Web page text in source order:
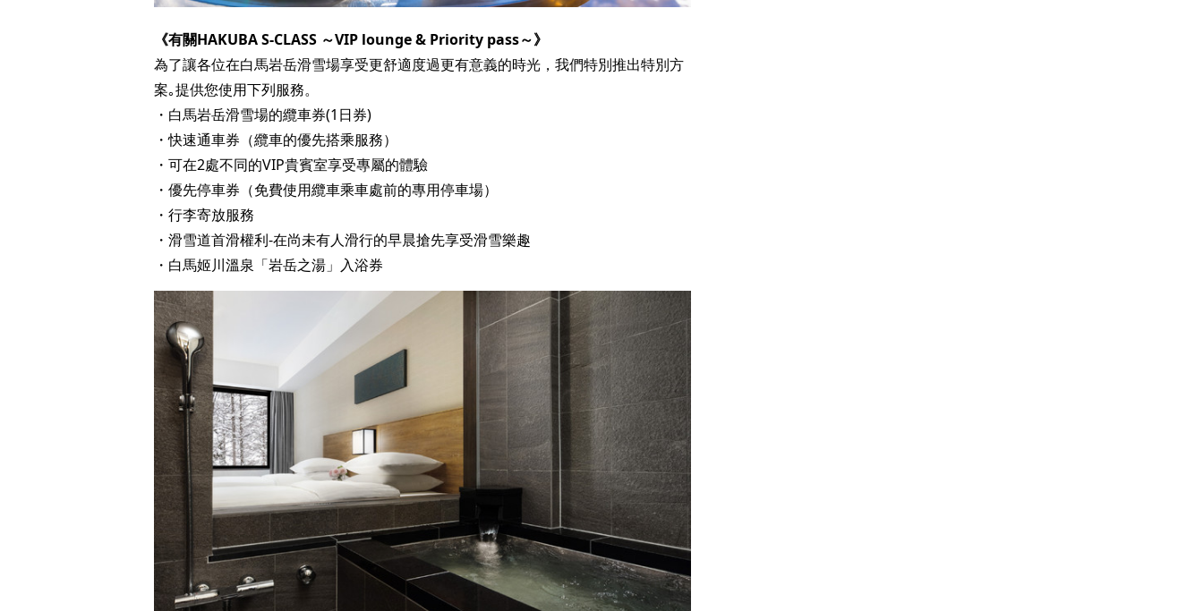
《有關HAKUBA S-CLASS ～VIP lounge & Priority pass～》
為了讓各位在白馬岩岳滑雪場享受更舒適度過更有意義的時光，我們特別推出特別方
案｡提供您使用下列服務。
・白馬岩岳滑雪場的纜車券(1日券)
・快速通車券（纜車的優先搭乘服務）
・可在2處不同的VIP貴賓室享受專屬的體驗
・優先停車券（免費使用纜車乘車處前的專用停車場）
・行李寄放服務
・滑雪道首滑權利-在尚未有人滑行的早晨搶先享受滑雪樂趣
・白馬姬川溫泉「岩岳之湯」入浴券